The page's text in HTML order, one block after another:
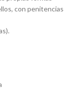
con penitencias